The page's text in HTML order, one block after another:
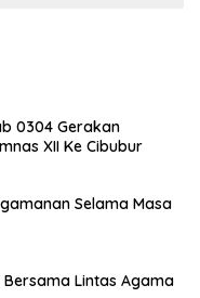
0304 Gerakan
XII Ke Cibubur
Selama Masa
Lintas Agama